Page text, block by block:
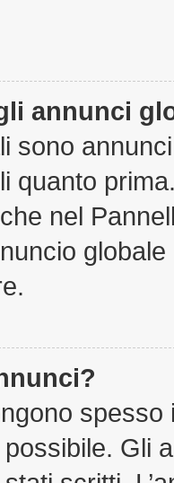
annunci
sono
quanto
nel
Gli